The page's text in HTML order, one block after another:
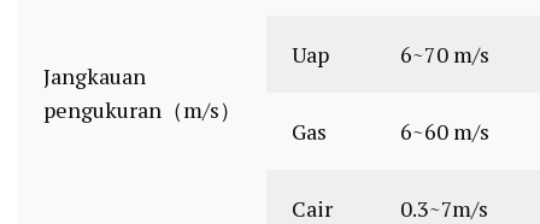
Jangkauan
pengukuran（m/s）
Uap 6~70 m/s
Gas 6~60 m/s
Cair 0.3~7m/s